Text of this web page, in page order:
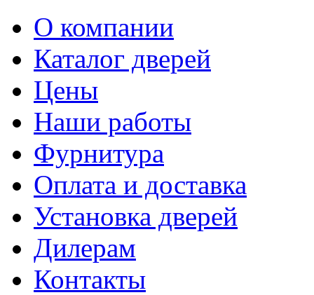
О компании
Каталог дверей
Цены
Наши работы
Фурнитура
Оплата и доставка
Установка дверей
Дилерам
Контакты